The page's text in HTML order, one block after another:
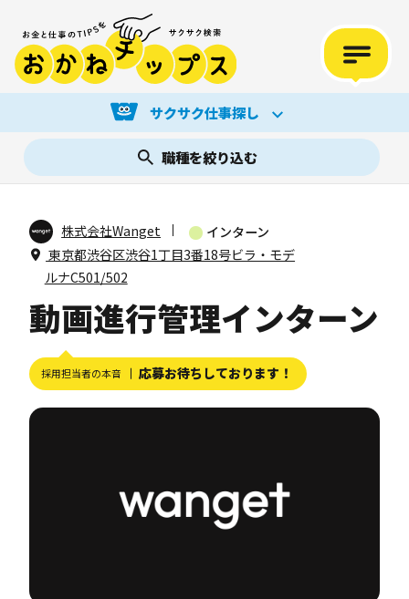
サクサク仕事探し
職種を絞り込む
株式会社Wanget
インターン
東京都渋谷区渋谷1丁目3番18号ビラ・モデ
ルナC501/502
動画進行管理インターン
採用担当者の本音 応募お待ちしております！